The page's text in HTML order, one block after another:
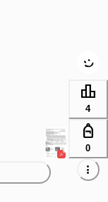
JUNIO
8 páginas
leaderboard
4
personal_bag
0
more_vert